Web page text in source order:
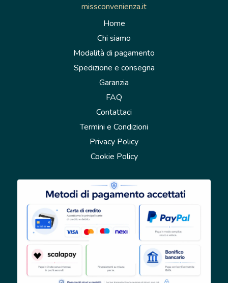
missconvenienza.it
Home
Chi siamo
Modalità di pagamento
Spedizione e consegna
Garanzia
FAQ
Contattaci
Termini e Condizioni
Privacy Policy
Cookie Policy